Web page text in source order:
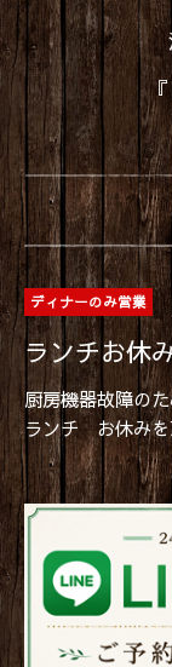
ディナーのみ営業
ランチお休
厨房機器故障の
ランチ お休みを